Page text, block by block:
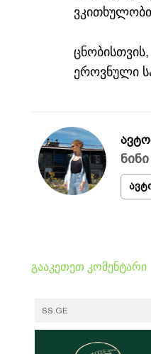
ეროვნული
გააკეთეთ კომენტარი
SS.GE